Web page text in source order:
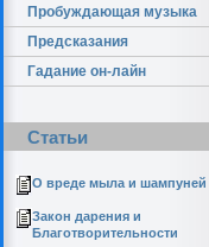
Пробуждающая музыка
Предсказания
Гадание он-лайн
Статьи
О вреде мыла и шампуней
Закон дарения и
Благотворительности